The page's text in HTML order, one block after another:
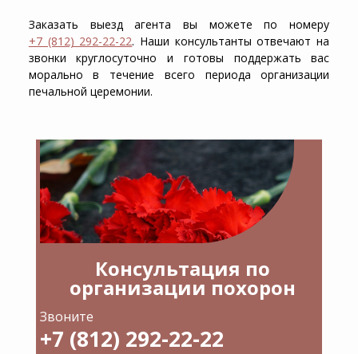
Заказать выезд агента вы можете по номеру
+7 (812) 292-22-22. Наши консультанты отвечают на
звонки круглосуточно и готовы поддержать вас
морально в течение всего периода организации
печальной церемонии.
Консультация по
организации похорон
Звоните
+7 (812) 292-22-22